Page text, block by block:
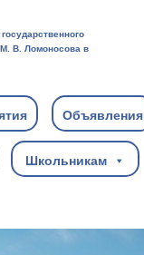
В. Ломоносова в
Объявления
Школьникам